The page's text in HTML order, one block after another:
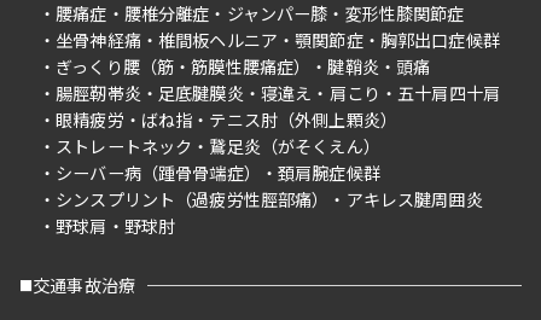
腰痛症
腰椎分離症 ジャンパー膝
変形性膝関節症
坐骨神経痛
椎間板ヘルニア 顎関節症
胸郭出口症候群
ぎっくり腰（筋・筋膜性腰痛症）
腱鞘炎
頭痛
腸脛靭帯炎
足底腱膜炎 寝違え 肩こり
五十肩四十肩
眼精疲労
ばね指
テニス肘（外側上顆炎）
ストレートネック
鵞足炎（がそくえん）
シーバー病（踵骨骨端症）
頚肩腕症候群
シンスプリント（過疲労性脛部痛）
アキレス腱周囲炎
野球肩
野球肘
交通事故治療